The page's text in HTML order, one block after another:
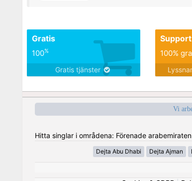
Gratis
100%
Gratis tjänster
Support
100%
Vi
Hitta singlar i områdena: Förenade arabemiraten
Dejta Abu Dhabi Dejta Ajman